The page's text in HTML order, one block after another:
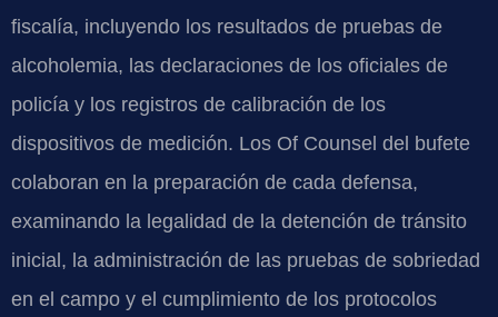
fiscalía, incluyendo los resultados de pruebas de
alcoholemia, las declaraciones de los oficiales de
policía y los registros de calibración de los
dispositivos de medición. Los Of Counsel del bufete
colaboran en la preparación de cada defensa,
examinando la legalidad de la detención de tránsito
inicial, la administración de las pruebas de sobriedad
en el campo y el cumplimiento de los protocolos